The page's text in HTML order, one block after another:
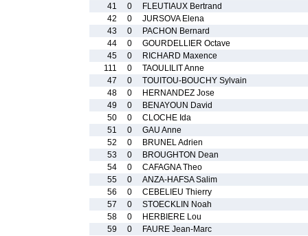
41
0
FLEUTIAUX Bertrand
42
0
JURSOVA Elena
43
0
PACHON Bernard
44
0
GOURDELLIER Octave
45
0
RICHARD Maxence
111
0
TAOULILIT Anne
47
0
TOUITOU-BOUCHY Sylvain
48
0
HERNANDEZ Jose
49
0
BENAYOUN David
50
0
CLOCHE Ida
51
0
GAU Anne
52
0
BRUNEL Adrien
53
0
BROUGHTON Dean
54
0
CAFAGNA Theo
55
0
ANZA-HAFSA Salim
56
0
CEBELIEU Thierry
57
0
STOECKLIN Noah
58
0
HERBIERE Lou
59
0
FAURE Jean-Marc